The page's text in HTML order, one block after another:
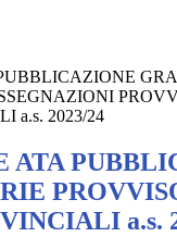
a.s. 2023/24
ATA
a.s.